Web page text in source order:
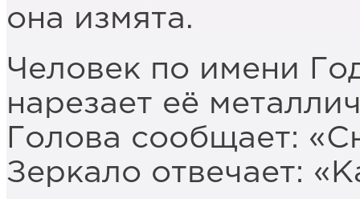
она измята.
Человек по имени
нарезает её
Голова сообщает:
Зеркало отвечает: